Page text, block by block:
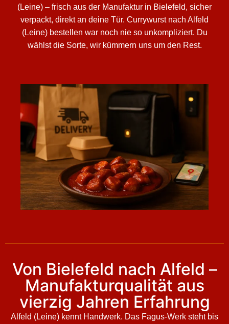
(Leine) – frisch aus der Manufaktur in Bielefeld, sicher
verpackt, direkt an deine Tür. Currywurst nach Alfeld
(Leine) bestellen war noch nie so unkompliziert. Du
wählst die Sorte, wir kümmern uns um den Rest.
Von Bielefeld nach Alfeld –
Manufakturqualität aus
vierzig Jahren Erfahrung
Alfeld (Leine) kennt Handwerk. Das Fagus-Werk steht bis